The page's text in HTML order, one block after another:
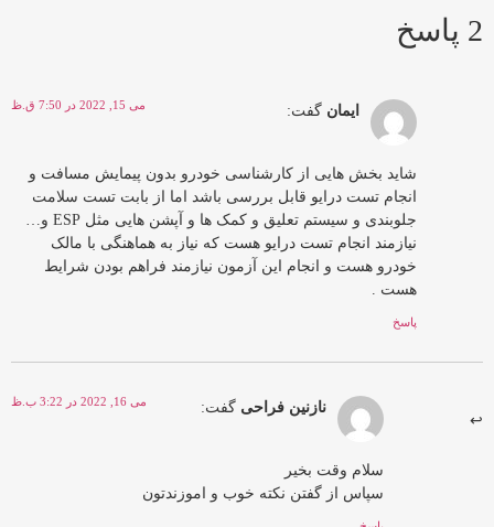
2 پاسخ
ایمان گفت: می 15, 2022 در 7:50 ق.ظ
شاید بخش هایی از کارشناسی خودرو بدون پیمایش مسافت و
انجام تست درایو قابل بررسی باشد اما از بابت تست سلامت
جلوبندی و سیستم تعلیق و کمک ها و آپشن هایی مثل ESP و…
نیازمند انجام تست درایو هست که نیاز به هماهنگی با مالک
خودرو هست و انجام این آزمون نیازمند فراهم بودن شرایط
هست .
پاسخ
نازنین فراحی گفت: می 16, 2022 در 3:22 ب.ظ
سلام وقت بخیر
سپاس از گفتن نکته خوب و اموزندتون